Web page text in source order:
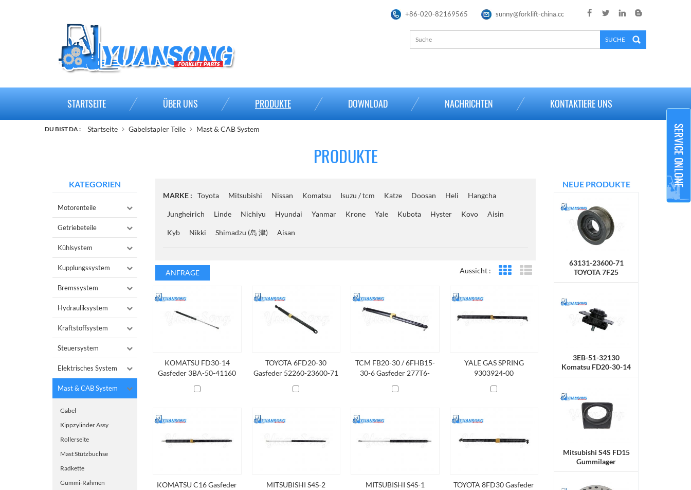
+86-020-82169565 sunny@forklift-china.cc
×
STARTSEITE ÜBER UNS PRODUKTE DOWNLOAD NACHRICHTEN KONTAKTIERE UNS
DU BIST DA : Startseite Gabelstapler Teile Mast & CAB System
PRODUKTE
KATEGORIEN
Motorenteile
Getriebeteile
Kühlsystem
Kupplungssystem
Bremssystem
Hydrauliksystem
Kraftstoffsystem
Steuersystem
Elektrisches System
Mast & CAB System
Gabel
Kippzylinder Assy
Rollerseite
Mast Stützbuchse
Radkette
Gummi-Rahmen
NEUE PRODUKTE
63131-23600-71
TOYOTA 7F25
Radkette
3EB-51-32130
Komatsu FD20-30-14
Gummihalterung
Mitsubishi S4S FD15
Gummilager
MARKE : Toyota Mitsubishi Nissan Komatsu Isuzu / tcm Katze Doosan Heli Hangcha
Jungheirich Linde Nichiyu Hyundai Yanmar Krone Yale Kubota Hyster Kovo Aisin
Kyb Nikki Shimadzu (岛 津) Aisan
ANFRAGE Aussicht : Rasteransicht
KOMATSU FD30-14
Gasfeder 3BA-50-41160
TOYOTA 6FD20-30
Gasfeder 52260-23600-71
TCM FB20-30 / 6FHB15-
30-6 Gasfeder 277T6-
YALE GAS SPRING
9303924-00
KOMATSU C16 Gasfeder
MITSUBISHI S4S-2
MITSUBISHI S4S-1
TOYOTA 8FD30 Gasfeder